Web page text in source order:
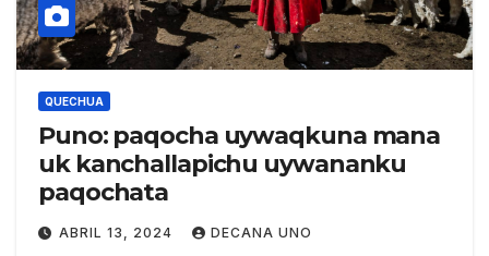
QUECHUA
Puno: paqocha uywaqkuna mana
uk kanchallapichu uywananku
paqochata
ABRIL 13, 2024 DECANA UNO